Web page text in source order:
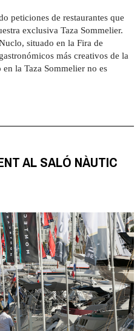
peticiones de restaurantes que
exclusiva Taza Sommelier.
situado en la Fira de
más creativos de la
la Taza Sommelier no es
AL SALÓ NÀUTIC